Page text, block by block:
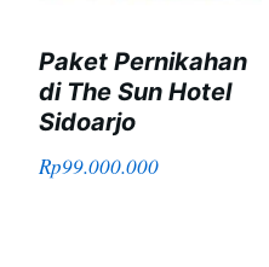
Paket Pernikahan
di The Sun Hotel
Sidoarjo
Rp99.000.000